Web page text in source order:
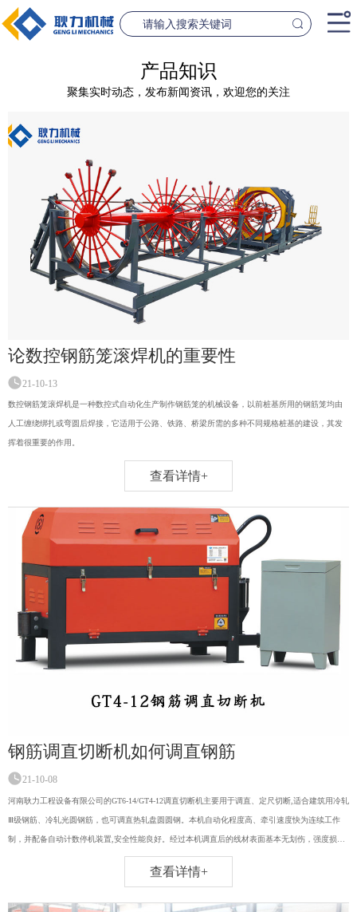
GL1500-2500数控钢筋笼滚焊机
查看更多
GL2300隧道网
联系我们
新闻资讯
公司简介
产品知识
聚集实时动态，发布新闻资讯，欢迎您的关注
论数控钢筋笼滚焊机的重要性
21-10-13
数控钢筋笼滚焊机是一种数控式自动化生产制作钢筋笼的机械设备，以前桩基所用的钢筋笼均由
人工缠绕绑扎或弯圆后焊接，它适用于公路、铁路、桥梁所需的多种不同规格桩基的建设，其发
挥着很重要的作用。
查看详情+
钢筋调直切断机如何调直钢筋
21-10-08
河南耿力工程设备有限公司的GT6-14/GT4-12调直切断机主要用于调直、定尺切断,适合建筑用冷轧
Ⅲ级钢筋、冷轧光圆钢筋，也可调直热轧盘圆圆钢。本机自动化程度高、牵引速度快为连续工作
制，并配备自动计数停机装置,安全性能良好。经过本机调直后的线材表面基本无划伤，强度损失
小，直线度好，同时还具有操作简便、调节方便,落料简单、生产效率高等特点。
查看详情+